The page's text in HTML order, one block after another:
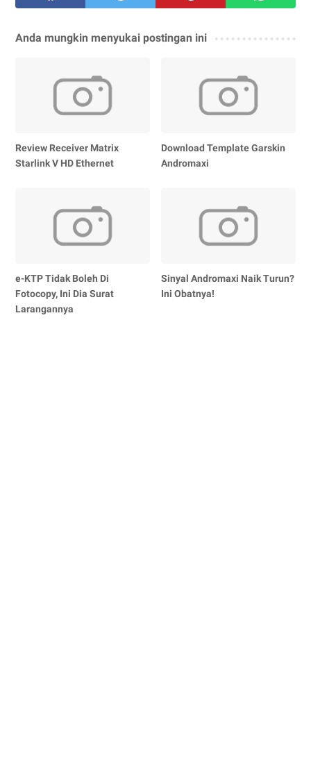
Anda mungkin menyukai postingan ini
Review Receiver Matrix
Starlink V HD Ethernet
Download Template Garskin
Andromaxi
e-KTP Tidak Boleh Di
Fotocopy, Ini Dia Surat
Larangannya
Sinyal Andromaxi Naik Turun?
Ini Obatnya!